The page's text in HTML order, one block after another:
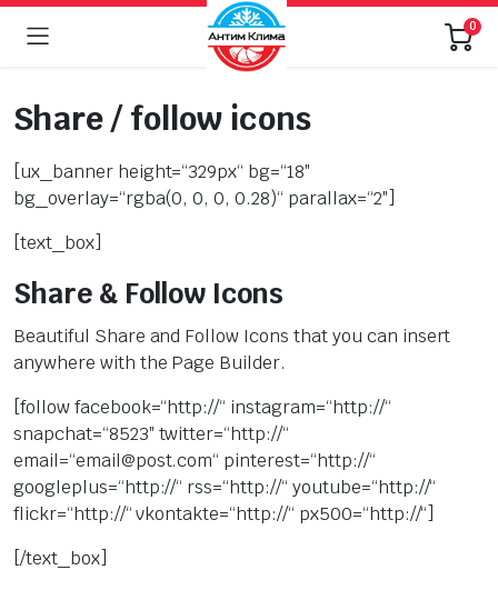
0
Share / follow icons
[ux_banner height=“329px“ bg=“18″
bg_overlay=“rgba(0, 0, 0, 0.28)“ parallax=“2″]
[text_box]
Share & Follow Icons
Beautiful Share and Follow Icons that you can insert
anywhere with the Page Builder.
[follow facebook=“http://“ instagram=“http://“
snapchat=“8523″ twitter=“http://“
email=“email@post.com“ pinterest=“http://“
googleplus=“http://“ rss=“http://“ youtube=“http://“
flickr=“http://“ vkontakte=“http://“ px500=“http://“]
[/text_box]